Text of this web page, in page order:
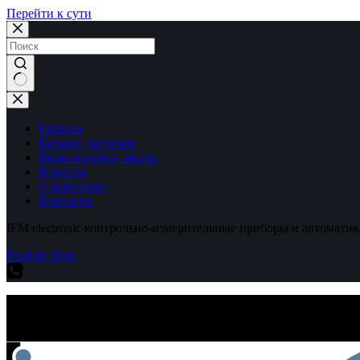
Перейти к сути
Ничего
не
найденоГлавная
Каталог датчиков
Выполненные заказы
Новости
О компании
Контакты
IFM electronic контрольно-измерительные приборы и
Explore Shop